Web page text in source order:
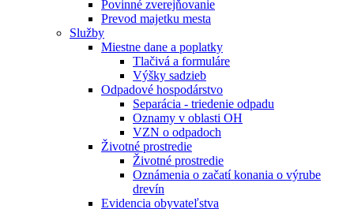
Povinné zverejňovanie
Prevod majetku mesta
Služby
Miestne dane a poplatky
Tlačivá a formuláre
Výšky sadzieb
Odpadové hospodárstvo
Separácia - triedenie odpadu
Oznamy v oblasti OH
VZN o odpadoch
Životné prostredie
Životné prostredie
Oznámenia o začatí konania o výrube
drevín
Evidencia obyvateľstva